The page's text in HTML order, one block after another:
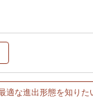
適な進出形態を知りた